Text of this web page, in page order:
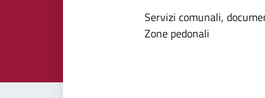
Dettagli
Servizi comunali,
Zone pedonali